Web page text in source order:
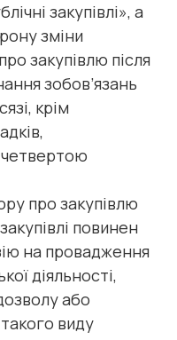
закупівлі», а
зміни
закупівлю після
зобов’язань
крім
про закупівлю
повинен
на провадження
діяльності,
або
виду